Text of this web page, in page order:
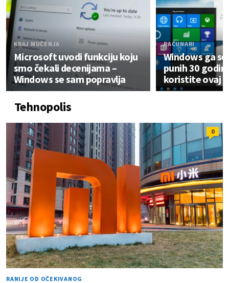
KRAJ MUČENJA
Microsoft uvodi funkciju koju
smo čekali decenijama –
Windows se sam popravlja
RAČUNARI
Windows ga
punih 30
koristite ovaj
Tehnopolis
0
RANIJE OD OČEKIVANOG